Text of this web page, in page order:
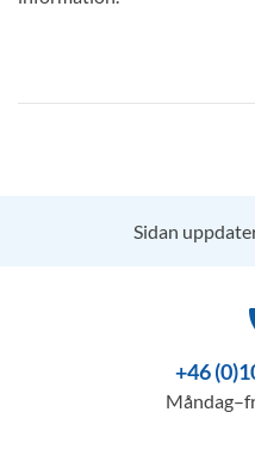
Sidan
+46